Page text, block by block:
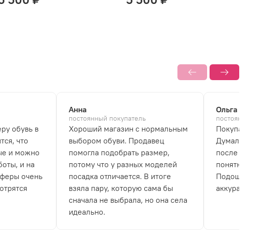
обувь в
что
и можно
и на
очень
Анна
постоянный покупатель
Хороший магазин с нормальным
выбором обуви. Продавец
помогла подобрать размер,
потому что у разных моделей
посадка отличается. В итоге
взяла пару, которую сама бы
сначала не выбрала, но она села
идеально.
Ольга
постоянный
Покупала
Думала,
после
понятно,
Подошва не
аккуратно.